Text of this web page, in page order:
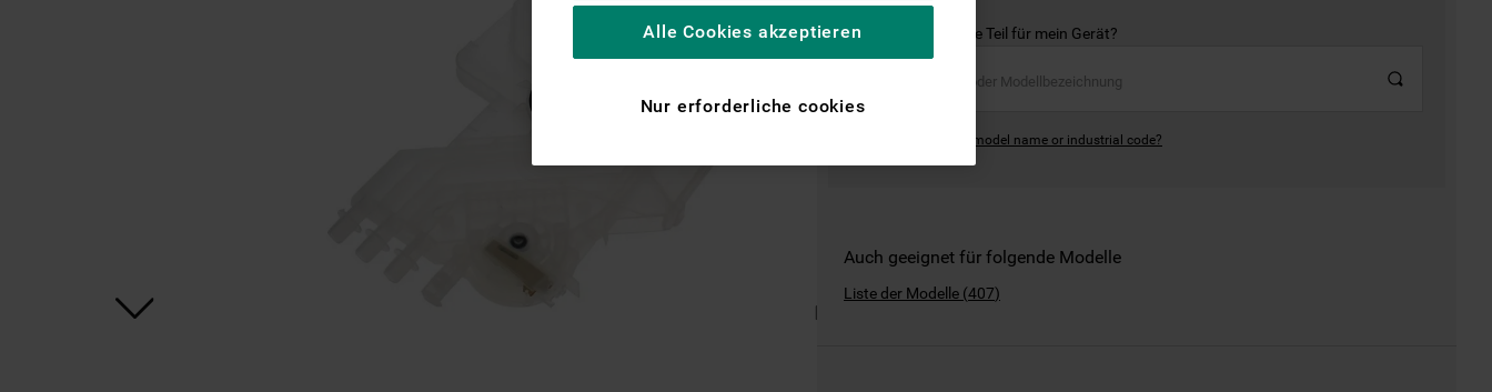
Ist dies das richtige Teil für mein Gerät?
Where can I find the model name or industrial code?
Auch geeignet für folgende Modelle
Liste der Modelle (407)
basierend auf Ihrer Nutzung der Website zu
personalisieren, die Funktionalität der
spezifische Funktionen anzubieten
(einschließlich über Drittanbieter und auf
Plattformen, beispielsweise Google LLC –
Nur erforderliche cookies
Alle Cookies akzeptieren